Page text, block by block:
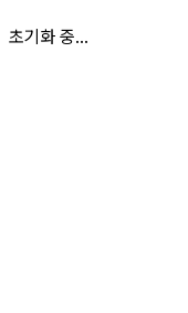
초기화 중...